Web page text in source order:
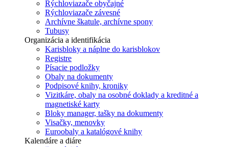
Rýchloviazače obyčajné
Rýchloviazače závesné
Archívne škatule, archívne spony
Tubusy
Organizácia a identifikácia
Karisbloky a náplne do karisblokov
Registre
Písacie podložky
Obaly na dokumenty
Podpisové knihy, kroniky
Vizitkáre, obaly na osobné doklady a kreditné a
magnetiské karty
Bloky manager, tašky na dokumenty
Visačky, menovky
Euroobaly a katalógové knihy
Kalendáre a diáre